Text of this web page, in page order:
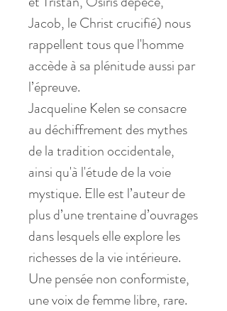
Jacob, le Christ crucifié) nous
rappellent tous que l'homme
accède à sa plénitude aussi par
l’épreuve.
Jacqueline Kelen se consacre
au déchiffrement des mythes
de la tradition occidentale,
ainsi qu'à l'étude de la voie
mystique. Elle est l’auteur de
plus d’une trentaine d’ouvrages
dans lesquels elle explore les
richesses de la vie intérieure.
Une pensée non conformiste,
une voix de femme libre, rare.